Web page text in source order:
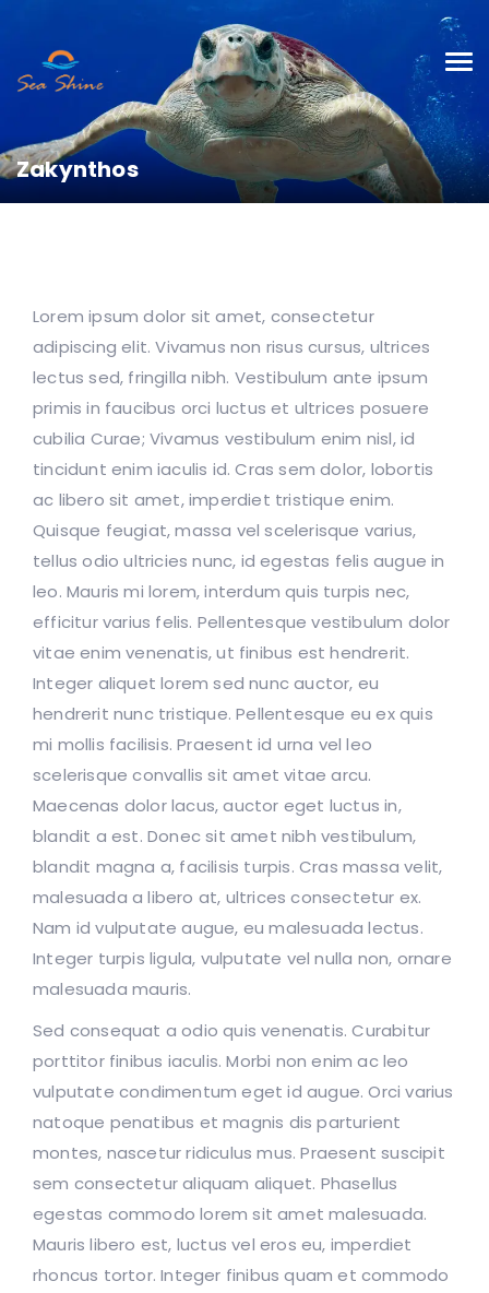
Zakynthos
Lorem ipsum dolor sit amet, consectetur
adipiscing elit. Vivamus non risus cursus, ultrices
lectus sed, fringilla nibh. Vestibulum ante ipsum
primis in faucibus orci luctus et ultrices posuere
cubilia Curae; Vivamus vestibulum enim nisl, id
tincidunt enim iaculis id. Cras sem dolor, lobortis
ac libero sit amet, imperdiet tristique enim.
Quisque feugiat, massa vel scelerisque varius,
tellus odio ultricies nunc, id egestas felis augue in
leo. Mauris mi lorem, interdum quis turpis nec,
efficitur varius felis. Pellentesque vestibulum dolor
vitae enim venenatis, ut finibus est hendrerit.
Integer aliquet lorem sed nunc auctor, eu
hendrerit nunc tristique. Pellentesque eu ex quis
mi mollis facilisis. Praesent id urna vel leo
scelerisque convallis sit amet vitae arcu.
Maecenas dolor lacus, auctor eget luctus in,
blandit a est. Donec sit amet nibh vestibulum,
blandit magna a, facilisis turpis. Cras massa velit,
malesuada a libero at, ultrices consectetur ex.
Nam id vulputate augue, eu malesuada lectus.
Integer turpis ligula, vulputate vel nulla non, ornare
malesuada mauris.
Sed consequat a odio quis venenatis. Curabitur
porttitor finibus iaculis. Morbi non enim ac leo
vulputate condimentum eget id augue. Orci varius
natoque penatibus et magnis dis parturient
montes, nascetur ridiculus mus. Praesent suscipit
sem consectetur aliquam aliquet. Phasellus
egestas commodo lorem sit amet malesuada.
Mauris libero est, luctus vel eros eu, imperdiet
rhoncus tortor. Integer finibus quam et commodo